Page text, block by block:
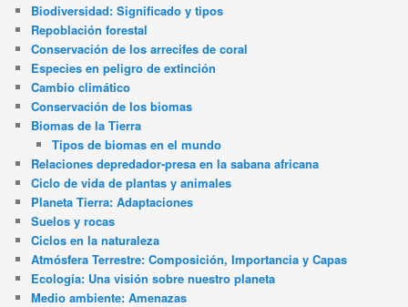
Biodiversidad: Significado y tipos
Repoblación forestal
Conservación de los arrecifes de coral
Especies en peligro de extinción
Cambio climático
Conservación de los biomas
Biomas de la Tierra
Tipos de biomas en el mundo
Relaciones depredador-presa en la sabana africana
Ciclo de vida de plantas y animales
Planeta Tierra: Adaptaciones
Suelos y rocas
Ciclos en la naturaleza
Atmósfera Terrestre: Composición, Importancia y Capas
Ecología: Una visión sobre nuestro planeta
Medio ambiente: Amenazas